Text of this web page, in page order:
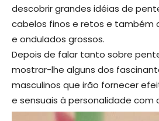
descobrir grandes idéias de
cabelos finos e retos e também
e ondulados grossos.
Depois de falar tanto sobre
mostrar-lhe alguns dos
masculinos que irão fornecer
e sensuais à personalidade com